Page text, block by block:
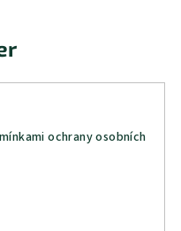
ochrany osobních